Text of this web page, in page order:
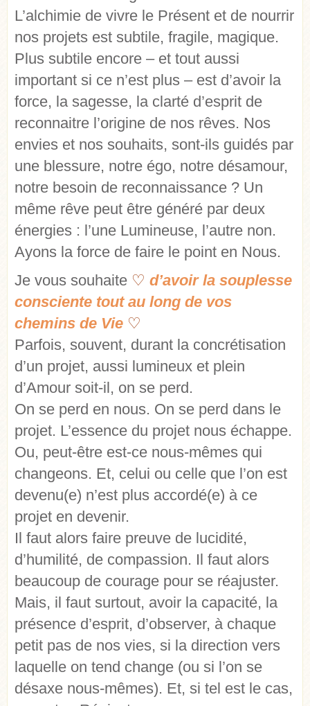
L’alchimie de vivre le Présent et de nourrir
nos projets est subtile, fragile, magique.
Plus subtile encore – et tout aussi
important si ce n’est plus – est d’avoir la
force, la sagesse, la clarté d’esprit de
reconnaitre l’origine de nos rêves. Nos
envies et nos souhaits, sont-ils guidés par
une blessure, notre égo, notre désamour,
notre besoin de reconnaissance ? Un
même rêve peut être généré par deux
énergies : l’une Lumineuse, l’autre non.
Ayons la force de faire le point en Nous.
Je vous souhaite ♡ d’avoir la souplesse
consciente tout au long de vos
chemins de Vie ♡
Parfois, souvent, durant la concrétisation
d’un projet, aussi lumineux et plein
d’Amour soit-il, on se perd.
On se perd en nous. On se perd dans le
projet. L’essence du projet nous échappe.
Ou, peut-être est-ce nous-mêmes qui
changeons. Et, celui ou celle que l’on est
devenu(e) n’est plus accordé(e) à ce
projet en devenir.
Il faut alors faire preuve de lucidité,
d’humilité, de compassion. Il faut alors
beaucoup de courage pour se réajuster.
Mais, il faut surtout, avoir la capacité, la
présence d’esprit, d’observer, à chaque
petit pas de nos vies, si la direction vers
laquelle on tend change (ou si l’on se
désaxe nous-mêmes). Et, si tel est le cas,